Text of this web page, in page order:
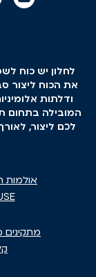
לחלון יש כוח
את הכוח ליצור
ודלתות
המובילה בתחום
לכם ליצור,
מתקינים
קליל